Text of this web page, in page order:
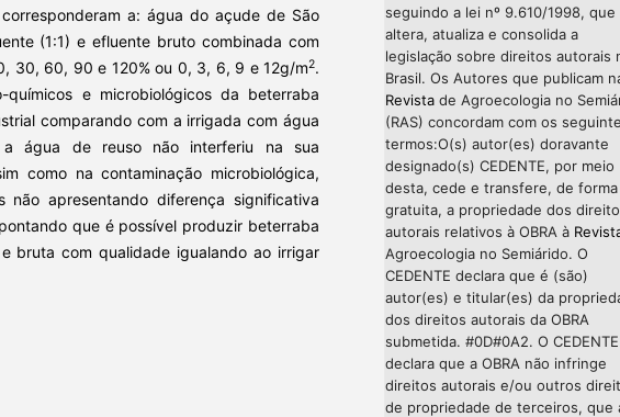
a: água do açude de São
(1:1) e efluente bruto combinada com
30, 60, 90 e 120% ou 0, 3, 6, 9 e 12g/m2.
químicos e microbiológicos da beterraba
comparando com a irrigada com água
água de reuso não interferiu na sua
como na contaminação microbiológica,
não apresentando diferença significativa
que é possível produzir beterraba
bruta com qualidade igualando ao irrigar
seguindo a lei nº 9.610/1998, que
altera, atualiza e consolida a
legislação sobre direitos autorais
Brasil. Os Autores que publicam
Revista de Agroecologia no
(RAS) concordam com os
termos:O(s) autor(es) doravante
designado(s) CEDENTE, por meio
desta, cede e transfere, de forma
gratuita, a propriedade dos
autorais relativos à OBRA à
Agroecologia no Semiárido. O
CEDENTE declara que é (são)
autor(es) e titular(es) da
dos direitos autorais da OBRA
submetida. #0D#0A2. O CEDENTE
declara que a OBRA não infringe
direitos autorais e/ou outros
de propriedade de terceiros, que